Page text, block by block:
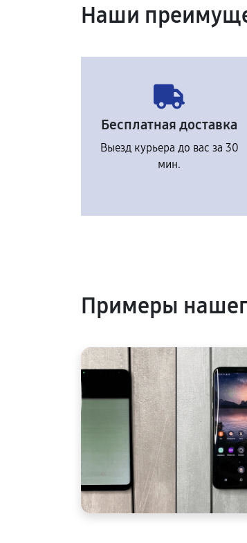
Наши
Бесплатная доставка
Выезд курьера до вас за 30
мин.
Примеры